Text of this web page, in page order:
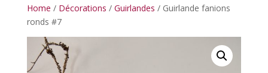
Home / Décorations / Guirlandes / Guirlande fanions
ronds #7